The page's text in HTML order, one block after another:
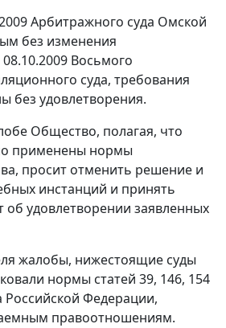
Арбитражного суда Омской
без изменения
08.10.2009 Восьмого
суда, требования
без удовлетворения.
Общество, полагая, что
применены нормы
просит отменить решение и
инстанций и принять
об удовлетворении заявленных
жалобы, нижестоящие суды
нормы статей 39, 146, 154
Российской Федерации,
правоотношениям.